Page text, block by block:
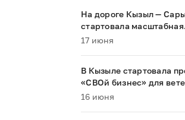
На дороге Кызыл —
стартовала масштабная
реконструкция
17 июня
В Кызыле стартовала
«СВОй бизнес» для
их семей
16 июня